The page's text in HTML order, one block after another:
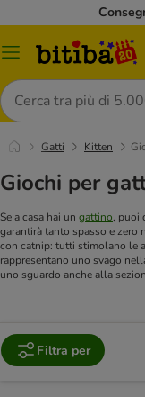
Overview
Cerca
Gatti Kitten
Giochi per
Se a casa hai un gattino, puoi
garantirà tanto spasso e zero
con catnip: tutti stimolano le
rappresentano uno svago
uno sguardo anche alla
Filtra per